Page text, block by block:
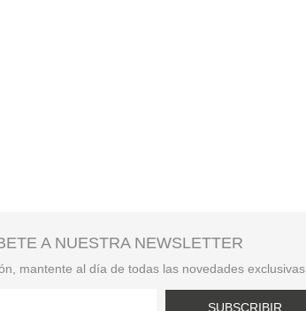
A NUESTRA NEWSLETTER
mantente al día de todas las novedades exclusivas
SUBSCRIBIR